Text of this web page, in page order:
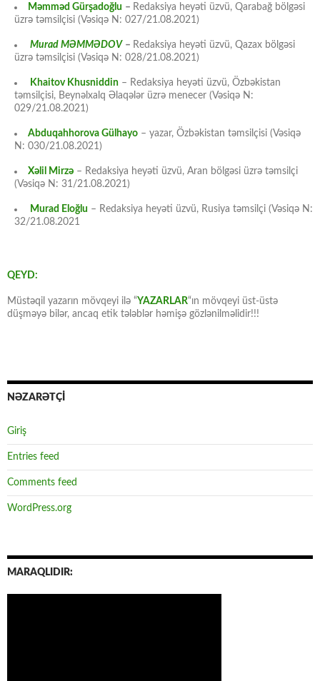
Məmməd Gürşadoğlu – Redaksiya heyəti üzvü, Qarabağ bölgəsi
üzrə təmsilçisi (Vəsiqə N: 027/21.08.2021)
Murad MƏMMƏDOV – Redaksiya heyəti üzvü, Qazax bölgəsi
üzrə təmsilçisi (Vəsiqə N: 028/21.08.2021)
Khaitov Khusniddin – Redaksiya heyəti üzvü, Özbəkistan
təmsilçisi, Beynəlxalq Əlaqələr üzrə menecer (Vəsiqə N:
029/21.08.2021)
Abduqahhorova Gülhayo – yazar, Özbəkistan təmsilçisi (Vəsiqə
N: 030/21.08.2021)
Xəlil Mirzə – Redaksiya heyəti üzvü, Aran bölgəsi üzrə təmsilçi
(Vəsiqə N: 31/21.08.2021)
Murad Eloğlu – Redaksiya heyəti üzvü, Rusiya təmsilçi (Vəsiqə N:
32/21.08.2021
QEYD:
Müstəqil yazarın mövqeyi ilə “YAZARLAR“ın mövqeyi üst-üstə
düşməyə bilər, ancaq etik tələblər həmişə gözlənilməlidir!!!
NƏZARƏTÇİ
Giriş
Entries feed
Comments feed
WordPress.org
MARAQLIDIR: